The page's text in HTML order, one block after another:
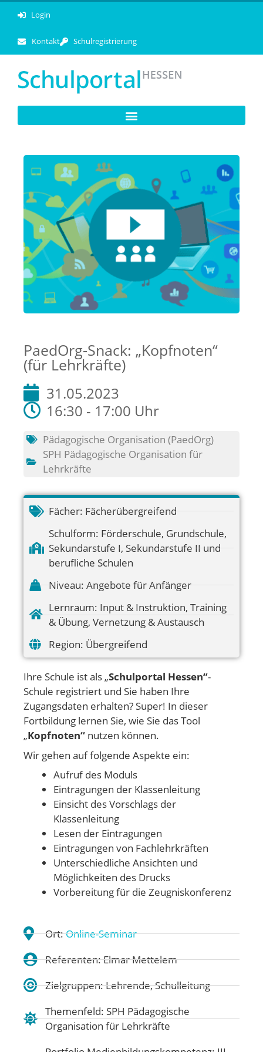
Login
Kontakt Schulregistrierung
PaedOrg-Snack: „Kopfnoten“
(für Lehrkräfte)
31.05.2023
16:30 - 17:00 Uhr
Pädagogische Organisation (PaedOrg)
SPH Pädagogische Organisation für
Lehrkräfte
Fächer: Fächerübergreifend
Schulform: Förderschule, Grundschule,
Sekundarstufe I, Sekundarstufe II und
berufliche Schulen
Niveau: Angebote für Anfänger
Lernraum: Input & Instruktion, Training
& Übung, Vernetzung & Austausch
Region: Übergreifend
Ihre Schule ist als „Schulportal Hessen“-
Schule registriert und Sie haben Ihre
Zugangsdaten erhalten? Super! In dieser
Fortbildung lernen Sie, wie Sie das Tool
„Kopfnoten“ nutzen können.
Wir gehen auf folgende Aspekte ein:
Aufruf des Moduls
Eintragungen der Klassenleitung
Einsicht des Vorschlags der
Klassenleitung
Lesen der Eintragungen
Eintragungen von Fachlehrkräften
Unterschiedliche Ansichten und
Möglichkeiten des Drucks
Vorbereitung für die Zeugniskonferenz
Ort:Online-Seminar
Referenten: Elmar Mettelem
Zielgruppen: Lehrende, Schulleitung
Themenfeld: SPH Pädagogische
Organisation für Lehrkräfte